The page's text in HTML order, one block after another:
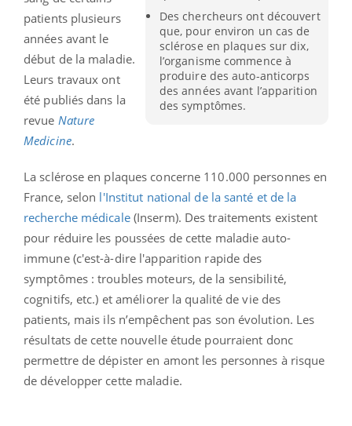
Des chercheurs ont découvert
que, pour environ un cas de
sclérose en plaques sur dix,
l’organisme commence à
produire des auto-anticorps
des années avant l’apparition
des symptômes.
patients plusieurs
années avant le
début de la maladie.
Leurs travaux ont
été publiés dans la
revue Nature
Medicine.
La sclérose en plaques concerne 110.000 personnes en
France, selon l'Institut national de la santé et de la
recherche médicale(Inserm). Des traitements existent
pour réduire les poussées de cette maladie auto-
immune (c'est-à-dire l'apparition rapide des
symptômes : troubles moteurs, de la sensibilité,
cognitifs, etc.) et améliorer la qualité de vie des
patients, mais ils n’empêchent pas son évolution. Les
résultats de cette nouvelle étude pourraient donc
permettre de dépister en amont les personnes à risque
de développer cette maladie.